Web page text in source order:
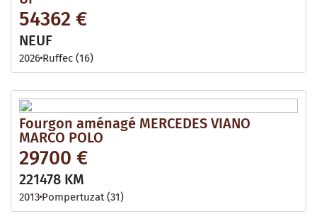
54362 €
NEUF
2026 Ruffec (16)
Fourgon aménagé MERCEDES VIANO
MARCO POLO
29700 €
221478 KM
2013 Pompertuzat (31)